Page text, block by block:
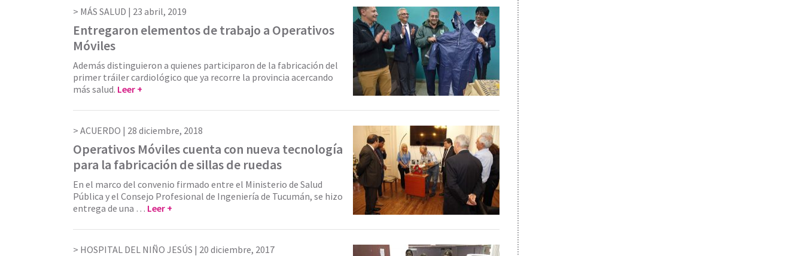
MÁS SALUD | 23 abril, 2019
Entregaron elementos de trabajo a Operativos
Móviles
Además distinguieron a quienes participaron de la fabricación del
primer tráiler cardiológico que ya recorre la provincia acercando
más salud. Leer +
ACUERDO | 28 diciembre, 2018
Operativos Móviles cuenta con nueva tecnología
para la fabricación de sillas de ruedas
En el marco del convenio firmado entre el Ministerio de Salud
Pública y el Consejo Profesional de Ingeniería de Tucumán, se hizo
entrega de una … Leer +
HOSPITAL DEL NIÑO JESÚS | 20 diciembre, 2017